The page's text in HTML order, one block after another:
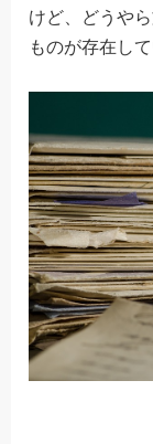
けど、どうや
ものが存在し